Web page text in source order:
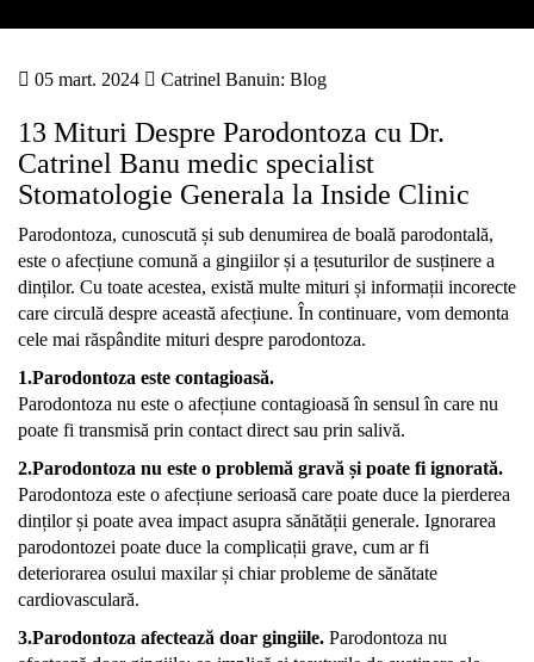
05 mart. 2024 Catrinel Banuin: Blog
13 Mituri Despre Parodontoza cu Dr.
Catrinel Banu medic specialist
Stomatologie Generala la Inside Clinic
Parodontoza, cunoscută și sub denumirea de boală parodontală,
este o afecțiune comună a gingiilor și a țesuturilor de susținere a
dinților. Cu toate acestea, există multe mituri și informații incorecte
care circulă despre această afecțiune. În continuare, vom demonta
cele mai răspândite mituri despre parodontoza.
1.Parodontoza este contagioasă.
Parodontoza nu este o afecțiune contagioasă în sensul în care nu
poate fi transmisă prin contact direct sau prin salivă.
2.Parodontoza nu este o problemă gravă și poate fi ignorată.
Parodontoza este o afecțiune serioasă care poate duce la pierderea
dinților și poate avea impact asupra sănătății generale. Ignorarea
parodontozei poate duce la complicații grave, cum ar fi
deteriorarea osului maxilar și chiar probleme de sănătate
cardiovasculară.
3.Parodontoza afectează doar gingiile. Parodontoza nu